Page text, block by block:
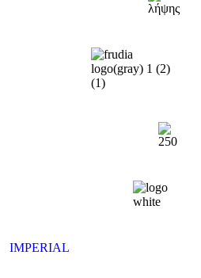
IMPERIAL